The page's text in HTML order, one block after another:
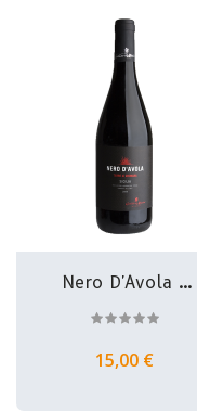
Nero D'Avola -
15,00 €